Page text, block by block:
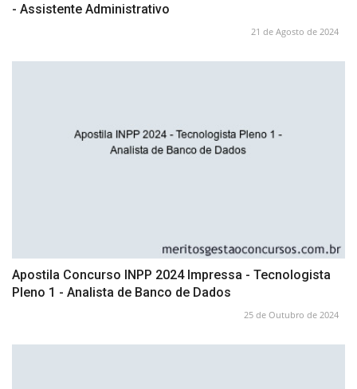
- Assistente Administrativo
21 de Agosto de 2024
Apostila Concurso INPP 2024 Impressa - Tecnologista
Pleno 1 - Analista de Banco de Dados
25 de Outubro de 2024